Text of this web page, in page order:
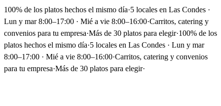
100% de los platos hechos el mismo día·5 locales en Las Condes ·
Lun y mar 8:00–17:00 · Mié a vie 8:00–16:00·Carritos, catering y
convenios para tu empresa·Más de 30 platos para elegir·100% de los
platos hechos el mismo día·5 locales en Las Condes · Lun y mar
8:00–17:00 · Mié a vie 8:00–16:00·Carritos, catering y convenios
para tu empresa·Más de 30 platos para elegir·